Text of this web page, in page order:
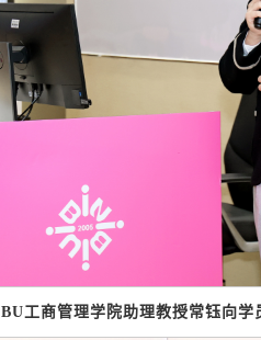
工商管理学院助理教授常钰向学